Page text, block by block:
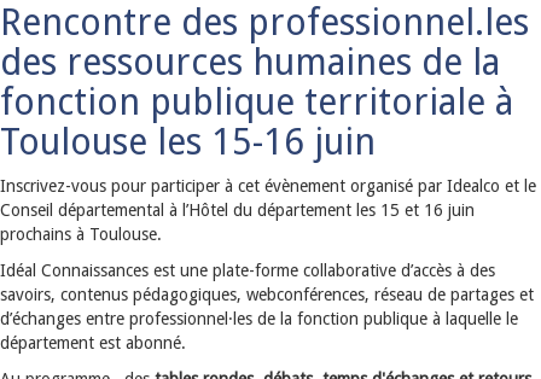
Rencontre des professionnel.les
des ressources humaines de la
fonction publique territoriale à
Toulouse les 15-16 juin
Inscrivez-vous pour participer à cet évènement organisé par Idealco et le
Conseil départemental à l’Hôtel du département les 15 et 16 juin
prochains à Toulouse.
Idéal Connaissances est une plate-forme collaborative d’accès à des
savoirs, contenus pédagogiques, webconférences, réseau de partages et
d’échanges entre professionnel·les de la fonction publique à laquelle le
département est abonné.